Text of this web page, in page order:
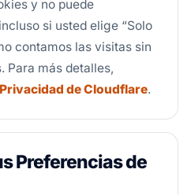
y no puede
si usted elige “Solo
contamos las visitas sin
Para más detalles,
de Cloudflare.
Preferencias de